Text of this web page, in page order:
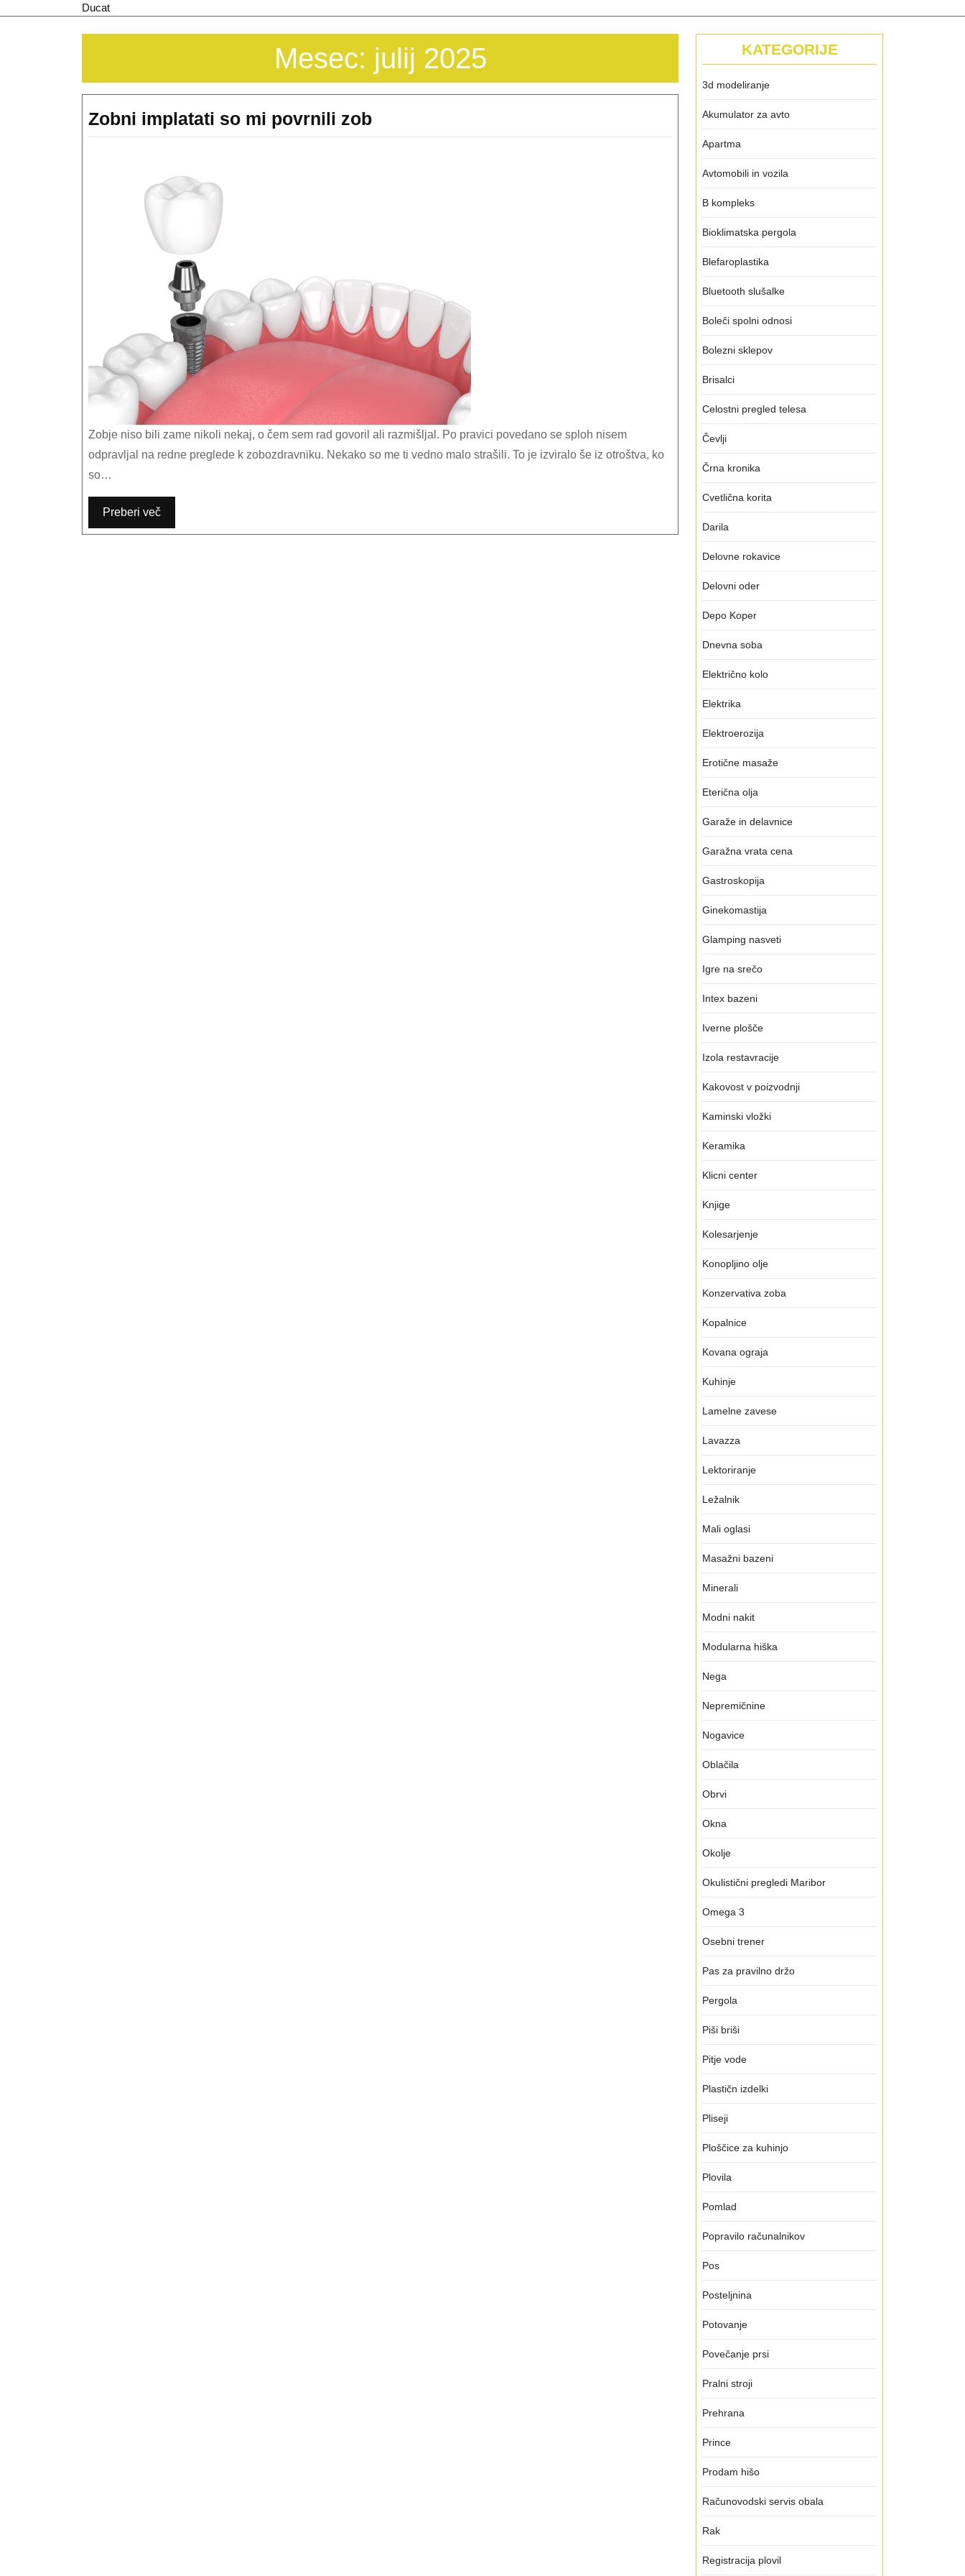
Ducat
Mesec: julij 2025
Zobni implatati so mi povrnili zobZobni
implatati
Zobje niso bili zame nikoli nekaj, o čem sem rad govoril ali razmišljal. Po pravici povedano se sploh nisem
odpravljal na redne preglede k zobozdravniku. Nekako so me ti vedno malo strašili. To je izviralo še iz otroštva, ko
so…
Preberi več
KATEGORIJE
3d modeliranje
Akumulator za avto
Apartma
Avtomobili in vozila
B kompleks
Bioklimatska pergola
Blefaroplastika
Bluetooth slušalke
Boleči spolni odnosi
Bolezni sklepov
Brisalci
Celostni pregled telesa
Čevlji
Črna kronika
Cvetlična korita
Darila
Delovne rokavice
Delovni oder
Depo Koper
Dnevna soba
Električno kolo
Elektrika
Elektroerozija
Erotične masaže
Eterična olja
Garaže in delavnice
Garažna vrata cena
Gastroskopija
Ginekomastija
Glamping nasveti
Igre na srečo
Intex bazeni
Iverne plošče
Izola restavracije
Kakovost v poizvodnji
Kaminski vložki
Keramika
Klicni center
Knjige
Kolesarjenje
Konopljino olje
Konzervativa zoba
Kopalnice
Kovana ograja
Kuhinje
Lamelne zavese
Lavazza
Lektoriranje
Ležalnik
Mali oglasi
Masažni bazeni
Minerali
Modni nakit
Modularna hiška
Nega
Nepremičnine
Nogavice
Oblačila
Obrvi
Okna
Okolje
Okulistični pregledi Maribor
Omega 3
Osebni trener
Pas za pravilno držo
Pergola
Piši briši
Pitje vode
Plastičn izdelki
Pliseji
Ploščice za kuhinjo
Plovila
Pomlad
Popravilo računalnikov
Pos
Posteljnina
Potovanje
Povečanje prsi
Pralni stroji
Prehrana
Prince
Prodam hišo
Računovodski servis obala
Rak
Registracija plovil